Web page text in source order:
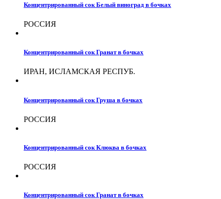
Концентрированный сок Белый виноград в бочках
РОССИЯ
Концентрированный сок Гранат в бочках
ИРАН, ИСЛАМСКАЯ РЕСПУБ.
Концентрированный сок Груша в бочках
РОССИЯ
Концентрированный сок Клюква в бочках
РОССИЯ
Концентрированный сок Гранат в бочках